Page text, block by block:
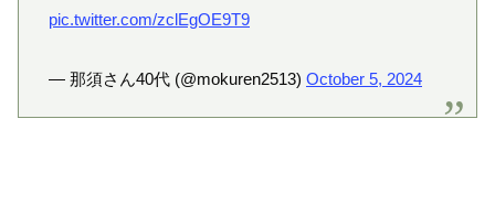
pic.twitter.com/zclEgOE9T9
— 那須さん40代 (@mokuren2513) October 5, 2024